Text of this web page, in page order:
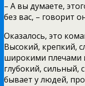
– А вы думаете,
без вас, – говорит
Оказалось, это
Высокий, крепкий,
широкими плечами
глубокий, сильный,
бывает у людей,